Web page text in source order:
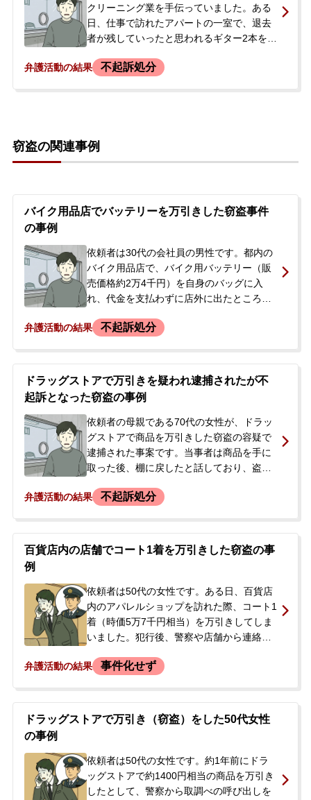
なりました。警察から今後の呼び出しを待
つ中で、刑事処分がどうなるのか、示談は
できるのかといった点に強い不安を感じ、
られました。
クリーニング業を手伝っていました。ある
日、仕事で訪れたアパートの一室で、退去
者が残していったと思われるギター2本を発
を離れましたが、価値のあるギターだと知
た。依頼者は発覚を恐れ、盗んだギターを
遺棄し、共犯者とのLINE履歴を削除するな
逮捕されました。逮捕の知らせを受けた依
来られました。
弁護活動の結果 不起訴処分
窃盗の関連事例
バイク用品店でバッテリーを万引きした窃盗事件
の事例
依頼者は30代の会社員の男性です。都内の
バイク用品店で、バイク用バッテリー（販
売価格約2万4千円）を自身のバッグに入
れ、代金を支払わずに店外に出たところ、
者には過去に万引きによる前科がありまし
相談。その後、正式に弁護活動の依頼をい
ただきました。
弁護活動の結果 不起訴処分
ドラッグストアで万引きを疑われ逮捕されたが不
起訴となった窃盗の事例
依頼者の母親である70代の女性が、ドラッ
グストアで商品を万引きした窃盗の容疑で
逮捕された事案です。当事者は商品を手に
取った後、棚に戻したと話しており、盗ん
察からは防犯カメラに商品をバッグに入れ
日早朝に逮捕されてしまいました。当事者
が逮捕されたことを知った娘様が、高齢の
相談に来られました。相談時、当事者は犯
行を覚えていないと話していましたが、記
憶が曖昧な点もありました。
弁護活動の結果 不起訴処分
百貨店内の店舗でコート1着を万引きした窃盗の事
例
依頼者は50代の女性です。ある日、百貨店
内のアパレルショップを訪れた際、コート1
着（時価5万7千円相当）を万引きしてしま
いました。犯行後、警察や店舗から連絡は
安を感じ、後日何度も百貨店を訪れるなど
た。自首すべきか、店舗に直接謝罪すべき
か悩み、事件化する前に解決したいとの思
弁護活動の結果 事件化せず
ドラッグストアで万引き（窃盗）をした50代女性
の事例
依頼者は50代の女性です。約1年前にドラ
ッグストアで約1400円相当の商品を万引き
したとして、警察から取調べの呼び出しを